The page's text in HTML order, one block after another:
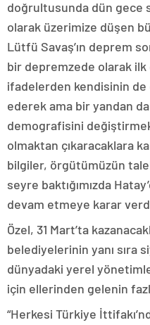
doğrultusunda dün gece
olarak üzerimize düşen
Lütfü Savaş’ın deprem
bir depremzede olarak ilk
ifadelerden kendisinin
ederek ama bir yandan
demografisini
olmaktan çıkaracaklara
bilgiler, örgütümüzün
seyre baktığımızda
devam etmeye karar
Özel, 31 Mart’ta
belediyelerinin yanı sıra
dünyadaki yerel
için ellerinden gelenin
“Herkesi Türkiye